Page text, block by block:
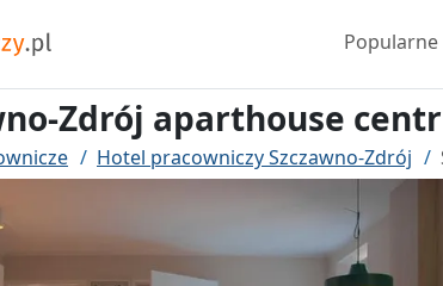
Zdrój aparthouse
Hotel pracowniczy Szczawno-Zdrój